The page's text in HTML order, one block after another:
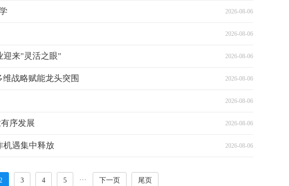
2026-08-06
2026-08-06
迎来"灵活之眼" 2026-08-06
战略赋能龙头突围 2026-08-06
2026-08-06
序发展 2026-08-06
机遇集中释放 2026-08-06
3 4 5 ··· 下一页 尾页